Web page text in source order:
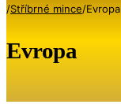
/Stříbrné mince/Evropa
Evropa